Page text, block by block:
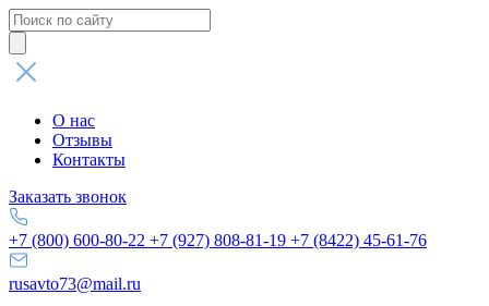
Поиск
товаров
О нас
Отзывы
Контакты
Заказать звонок
+7 (800) 600-80-22 +7 (927) 808-81-19 +7 (8422) 45-61-76
rusavto73@mail.ru